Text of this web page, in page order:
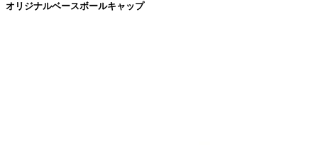
オリジナルベースボールキャップ